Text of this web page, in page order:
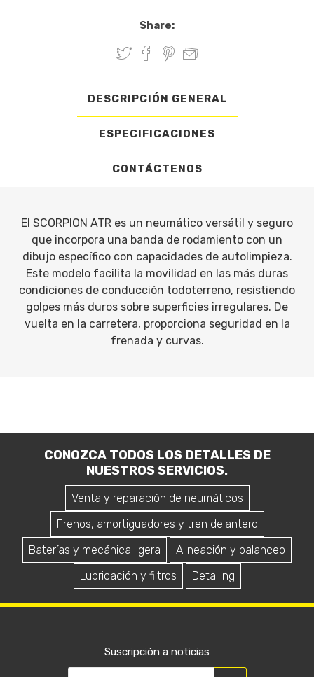
Share:
DESCRIPCIÓN GENERAL
ESPECIFICACIONES
CONTÁCTENOS
El SCORPION ATR es un neumático versátil y seguro
que incorpora una banda de rodamiento con un
dibujo específico con capacidades de autolimpieza.
Este modelo facilita la movilidad en las más duras
condiciones de conducción todoterreno, resistiendo
golpes más duros sobre superficies irregulares. De
vuelta en la carretera, proporciona seguridad en la
frenada y curvas.
CONOZCA TODOS LOS DETALLES DE
NUESTROS SERVICIOS.
Venta y reparación de neumáticos
Frenos, amortiguadores y tren delantero
Baterías y mecánica ligera
Alineación y balanceo
Lubricación y filtros
Detailing
Suscripción a noticias